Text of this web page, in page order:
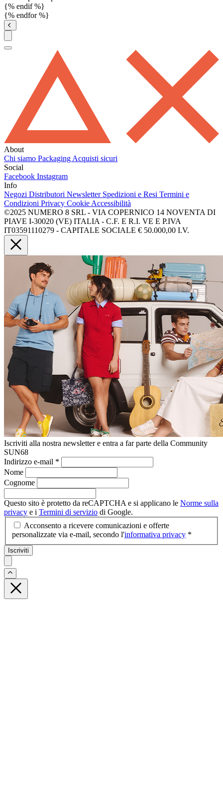
{% endif %}
{% endfor %}
About
Chi siamo Packaging Acquisti sicuri
Social
Facebook Instagram
Info
Negozi Distributori Newsletter Spedizioni e Resi Termini e
Condizioni Privacy Cookie Accessibilità
©2025 NUMERO 8 SRL - VIA COPERNICO 14 NOVENTA DI
PIAVE I-30020 (VE) ITALIA - C.F. E R.I. VE E P.IVA
IT03591110279 - CAPITALE SOCIALE € 50.000,00 I.V.
Iscriviti alla nostra newsletter e entra a far parte della Community
SUN68
Indirizzo e-mail *
Nome
Cognome
Questo sito è protetto da reCAPTCHA e si applicano le Norme sulla
privacy e i Termini di servizio di Google.
Acconsento a ricevere comunicazioni e offerte
personalizzate via e-mail, secondo l'informativa privacy *
Iscriviti